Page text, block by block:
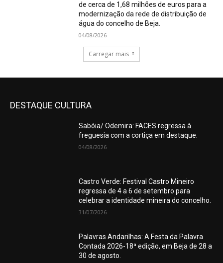
de cerca de 1,68 milhões de euros para a
modernização da rede de distribuição de
água do concelho de Beja.
04/08/2026
Carregar mais
DESTAQUE CULTURA
Sabóia/ Odemira: FACES regressa à
freguesia com a cortiça em destaque.
04/08/2026
Castro Verde: Festival Castro Mineiro
regressa de 4 a 6 de setembro para
celebrar a identidade mineira do concelho.
31/07/2026
Palavras Andarilhas: A Festa da Palavra
Contada 2026-18ª edição, em Beja de 28 a
30 de agosto.